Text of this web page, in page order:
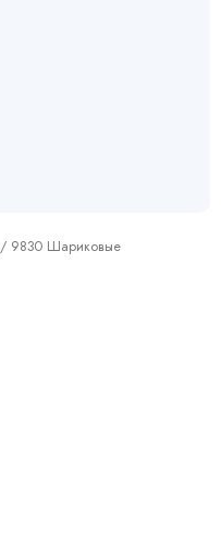
/ 9830 Шариковые